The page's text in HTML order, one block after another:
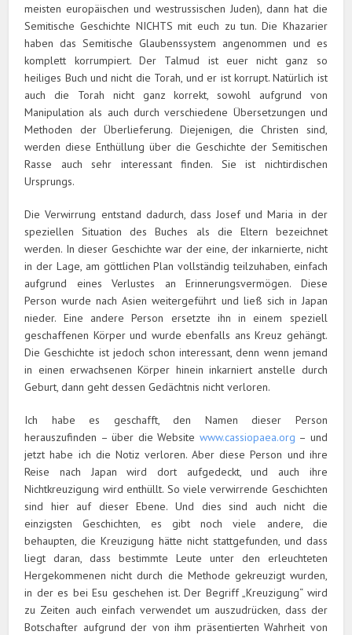
meisten europäischen und westrussischen Juden), dann hat die
Semitische Geschichte NICHTS mit euch zu tun. Die Khazarier
haben das Semitische Glaubenssystem angenommen und es
komplett korrumpiert. Der Talmud ist euer nicht ganz so
heiliges Buch und nicht die Torah, und er ist korrupt. Natürlich ist
auch die Torah nicht ganz korrekt, sowohl aufgrund von
Manipulation als auch durch verschiedene Übersetzungen und
Methoden der Überlieferung. Diejenigen, die Christen sind,
werden diese Enthüllung über die Geschichte der Semitischen
Rasse auch sehr interessant finden. Sie ist nichtirdischen
Ursprungs.
Die Verwirrung entstand dadurch, dass Josef und Maria in der
speziellen Situation des Buches als die Eltern bezeichnet
werden. In dieser Geschichte war der eine, der inkarnierte, nicht
in der Lage, am göttlichen Plan vollständig teilzuhaben, einfach
aufgrund eines Verlustes an Erinnerungsvermögen. Diese
Person wurde nach Asien weitergeführt und ließ sich in Japan
nieder. Eine andere Person ersetzte ihn in einem speziell
geschaffenen Körper und wurde ebenfalls ans Kreuz gehängt.
Die Geschichte ist jedoch schon interessant, denn wenn jemand
in einen erwachsenen Körper hinein inkarniert anstelle durch
Geburt, dann geht dessen Gedächtnis nicht verloren.
Ich habe es geschafft, den Namen dieser Person
herauszufinden – über die Website www.cassiopaea.org – und
jetzt habe ich die Notiz verloren. Aber diese Person und ihre
Reise nach Japan wird dort aufgedeckt, und auch ihre
Nichtkreuzigung wird enthüllt. So viele verwirrende Geschichten
sind hier auf dieser Ebene. Und dies sind auch nicht die
einzigsten Geschichten, es gibt noch viele andere, die
behaupten, die Kreuzigung hätte nicht stattgefunden, und dass
liegt daran, dass bestimmte Leute unter den erleuchteten
Hergekommenen nicht durch die Methode gekreuzigt wurden,
in der es bei Esu geschehen ist. Der Begriff „Kreuzigung“ wird
zu Zeiten auch einfach verwendet um auszudrücken, dass der
Botschafter aufgrund der von ihm präsentierten Wahrheit von